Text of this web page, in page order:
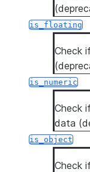
is_floating
Check
is_numeric
Check
data
is_object
Check